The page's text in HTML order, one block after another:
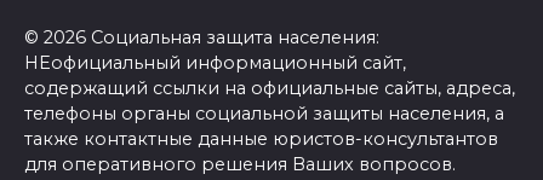
© 2026 Социальная защита населения:
НЕофициальный информационный сайт,
содержащий ссылки на официальные сайты, адреса,
телефоны органы социальной защиты населения, а
также контактные данные юристов-консультантов
для оперативного решения Ваших вопросов.